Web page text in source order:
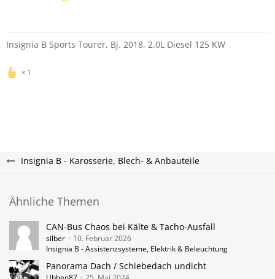
Insignia B Sports Tourer, Bj. 2018, 2.0L Diesel 125 KW
1
Insignia B - Karosserie, Blech- & Anbauteile
Ähnliche Themen
CAN-Bus Chaos bei Kälte & Tacho-Ausfall
silber
10. Februar 2026
Insignia B - Assistenzsysteme, Elektrik & Beleuchtung
Panorama Dach / Schiebedach undicht